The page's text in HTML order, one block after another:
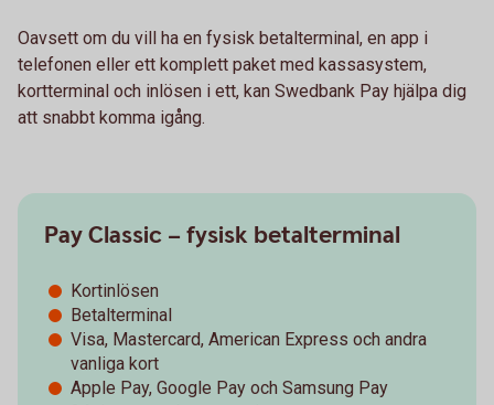
Oavsett om du vill ha en fysisk betalterminal, en app i
telefonen eller ett komplett paket med kassasystem,
kortterminal och inlösen i ett, kan Swedbank Pay hjälpa dig
att snabbt komma igång.
Pay Classic – fysisk betalterminal
Kortinlösen
Betalterminal
Visa, Mastercard, American Express och andra
vanliga kort
Apple Pay, Google Pay och Samsung Pay